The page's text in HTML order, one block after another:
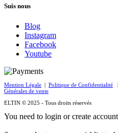
Suis nous
Blog
Instagram
Facebook
Youtube
Mention Légale | Politique de Confidentialité |
Générales de vente
ELTIN © 2025 - Tous droits réservés
You need to login or create account